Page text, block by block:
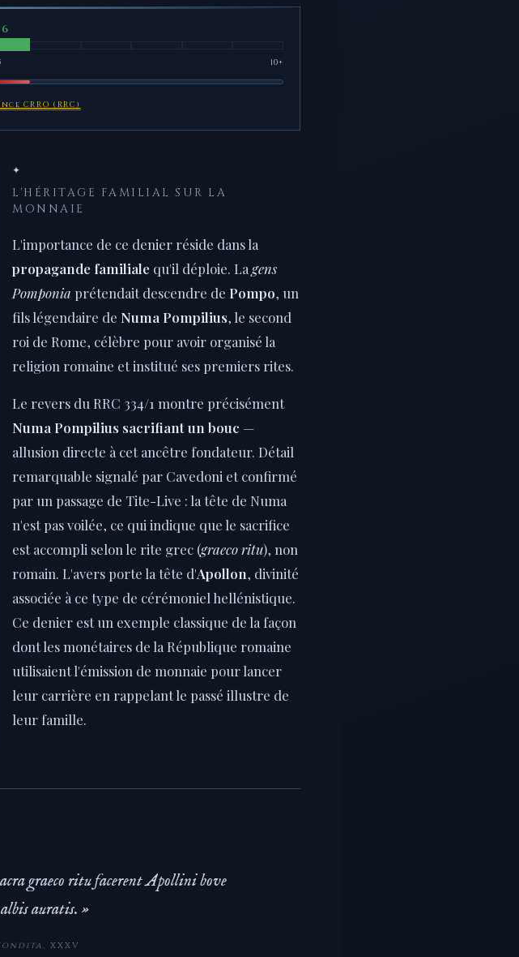
10+
CRRO (RRC)
✦
L'HÉRITAGE FAMILIAL SUR LA
MONNAIE
L'importance de ce denier réside dans la
propagande familiale qu'il déploie. La gens
Pomponia prétendait descendre de Pompo, un
fils légendaire de Numa Pompilius, le second
roi de Rome, célèbre pour avoir organisé la
religion romaine et institué ses premiers rites.
Le revers du RRC 334/1 montre précisément
Numa Pompilius sacrifiant un bouc —
allusion directe à cet ancêtre fondateur. Détail
remarquable signalé par Cavedoni et confirmé
par un passage de Tite-Live : la tête de Numa
n'est pas voilée, ce qui indique que le sacrifice
est accompli selon le rite grec (graeco ritu), non
romain. L'avers porte la tête d'Apollon, divinité
associée à ce type de cérémoniel hellénistique.
Ce denier est un exemple classique de la façon
dont les monétaires de la République romaine
utilisaient l'émission de monnaie pour lancer
leur carrière en rappelant le passé illustre de
leur famille.
graeco ritu facerent Apollini bove
auratis. »
, XXXV